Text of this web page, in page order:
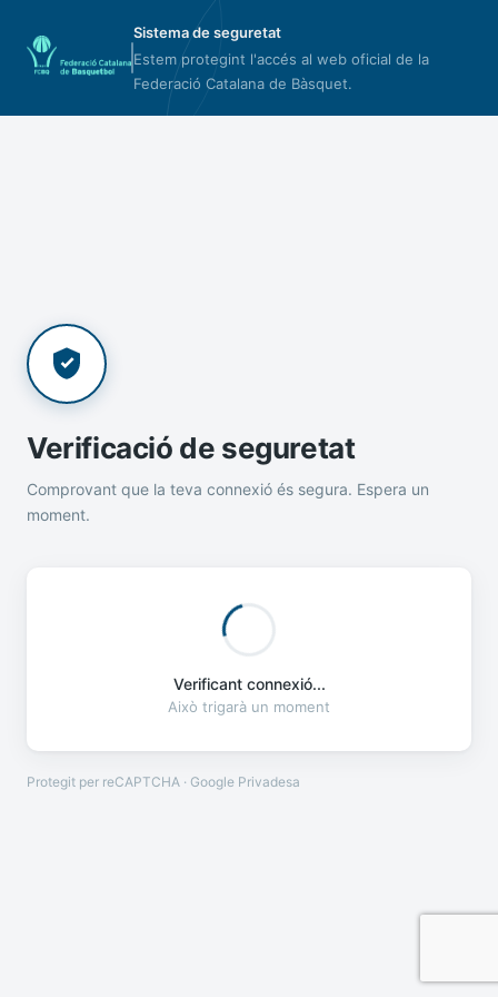
Sistema de seguretat
Estem protegint l'accés al web oficial de la
Federació Catalana de Bàsquet.
Verificació de seguretat
Comprovant que la teva connexió és segura. Espera un
moment.
Verificant connexió...
Això trigarà un moment
Protegit per reCAPTCHA · Google Privadesa